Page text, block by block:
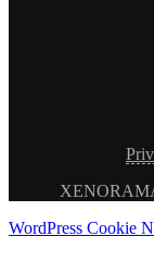
WordPress Cookie